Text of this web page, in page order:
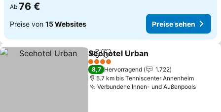
Ab 76 €
Preise von 15 Websites Preise sehen
TeilenZu Favoriten hinzufügen
Seehotel Urban
4 Sterne
8,7 Hervorragend
1.722
5.7 km bis Tenniscenter Annenheim
Verbundene Innen- und Außenpools